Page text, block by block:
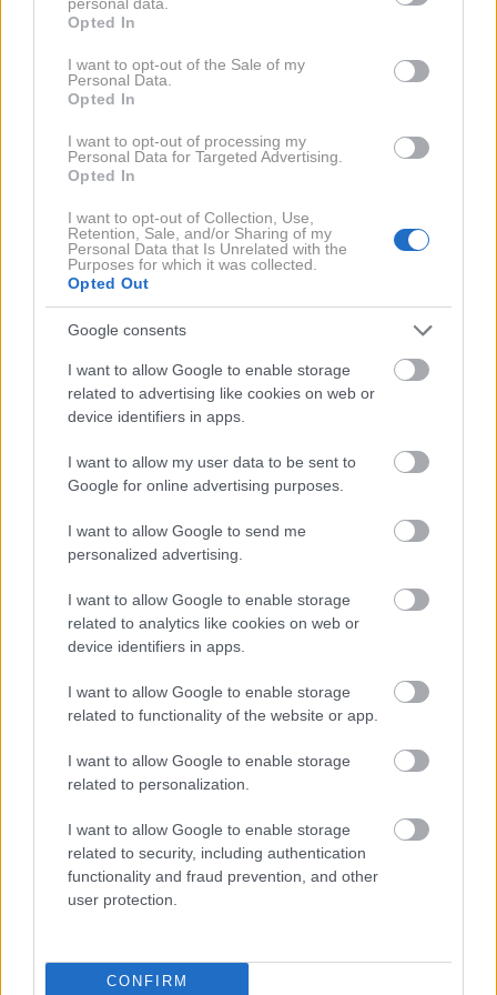
grant or deny consent to Google and its third-party tags to
use your data for below specified purposes in below Google
consent section.
Opted In
I want to opt-out of the Sale of my
Personal Data.
Opted In
I want to opt-out of processing my
Personal Data for Targeted Advertising.
Opted In
I want to opt-out of Collection, Use,
Retention, Sale, and/or Sharing of my
Personal Data that Is Unrelated with the
Purposes for which it was collected.
Opted Out
Google consents
I want to allow Google to enable storage
related to advertising like cookies on web or
device identifiers in apps.
I want to allow my user data to be sent to
Google for online advertising purposes.
I want to allow Google to send me
personalized advertising.
I want to allow Google to enable storage
related to analytics like cookies on web or
device identifiers in apps.
I want to allow Google to enable storage
related to functionality of the website or app.
I want to allow Google to enable storage
related to personalization.
I want to allow Google to enable storage
related to security, including authentication
functionality and fraud prevention, and other
user protection.
CONFIRM
Če imate sedečo službo, lahko tudi s tem
pripomorete k slabšemu spancu. Če želimo ponoči
kakovostno spati, je pomembno, da smo čez dan
dovolj aktivni.
lažje pošiljamo signale, kdaj je čas za budnost in
kdaj mirovanje;tako smo čez dan bolj budni in čez
Gibanje čez dan pa nas zvečer popelje tudi do lažjega
spanca. Če je za nami aktiven dan, obstaja velika
verjetnost, da bomo zvečer lažje zaspali.
Premalo sončne svetlobe
Naš notranji bioritem je prilagojen tudi svetlobi.
smo čez dan izpostavljeni sončni svetlobi, s tem
Ko pade noč, možgani tako lažje razumejo, da je čas
za spanec in v telesu se začne sproščati večja
količina melatonina, ki ima veliko vlogo pri mirnem in
Počitek čez dan
Imate tudi vi navado, da čez dan zadremate? Ravno
zaradi tega lahko ponoči tudi slabše spite - sploh, če
se vaš počitek odvija popoldne.
Če opazite, da resnično potrebujete manjšo 'siesto'